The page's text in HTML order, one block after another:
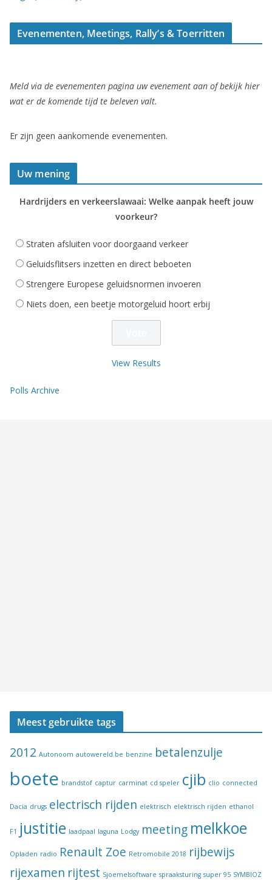
Evenementen, Meetings, Rally’s & Toerritten
Meld via de evenementen pagina uw evenement aan of bekijk hier
wat er de komende tijd te beleven valt.
Er zijn geen aankomende evenementen.
Uw mening
Hardrijders en verkeerslawaai: Welke aanpak heeft jouw
voorkeur?
Straten afsluiten voor doorgaand verkeer
Geluidsflitsers inzetten en direct beboeten
Strengere Europese geluidsnormen invoeren
Niets doen, een beetje motorgeluid hoort erbij
View Results
Polls Archive
Meest gebruikte tags
2012 Autonoom autowereld.be benzine betalenzulje
boete brandstof captur carminat cd speler cjib clio connected
Dacia drugs electrisch rijden elektrisch elektrisch rijden ethanol
F1 justitie laadpaal laguna Lodgy meeting melkkoe
Opladen radio Renault Zoe Retromobile 2018 rijbewijs
rijexamen rijtest Sjoemelsoftware spraaksturing super 95 SYMBIOZ